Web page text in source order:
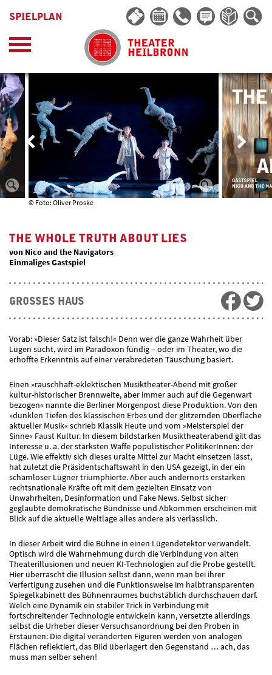
SPIELPLAN
© Foto: Oliver Proske
THE WHOLE TRUTH ABOUT LIES
von Nico and the Navigators
Einmaliges Gastspiel
GROSSES HAUS
Vorab: »Dieser Satz ist falsch!« Denn wer die ganze Wahrheit über
Lügen sucht, wird im Paradoxon fündig – oder im Theater, wo die
erhoffte Erkenntnis auf einer verabredeten Täuschung basiert.
Einen »rauschhaft-eklektischen Musiktheater-Abend mit großer
kultur-historischer Brennweite, aber immer auch auf die Gegenwart
bezogen« nannte die Berliner Morgenpost diese Produktion. Von den
»dunklen Tiefen des klassischen Erbes und der glitzernden Oberfläche
aktueller Musik« schrieb Klassik Heute und vom »Meisterspiel der
Sinne« Faust Kultur. In diesem bildstarken Musiktheaterabend gilt das
Interesse u. a. der stärksten Waffe populistischer PolitikerInnen: der
Lüge. Wie effektiv sich dieses uralte Mittel zur Macht einsetzen lässt,
hat zuletzt die Präsidentschaftswahl in den USA gezeigt, in der ein
schamloser Lügner triumphierte. Aber auch andernorts erstarken
rechtsnationale Kräfte oft mit dem gezielten Einsatz von
Unwahrheiten, Desinformation und Fake News. Selbst sicher
geglaubte demokratische Bündnisse und Abkommen erscheinen mit
Blick auf die aktuelle Weltlage alles andere als verlässlich.
In dieser Arbeit wird die Bühne in einen Lügendetektor verwandelt.
Optisch wird die Wahrnehmung durch die Verbindung von alten
Theaterillusionen und neuen KI-Technologien auf die Probe gestellt.
Hier überrascht die Illusion selbst dann, wenn man bei ihrer
Verfertigung zusehen und die Funktionsweise im halbtransparenten
Spiegelkabinett des Bühnenraumes buchstäblich durchschauen darf.
Welch eine Dynamik ein stabiler Trick in Verbindung mit
fortschreitender Technologie entwickeln kann, versetzte allerdings
selbst die Urheber dieser Versuchsanordnung bei den Proben in
Erstaunen: Die digital veränderten Figuren werden von analogen
Flächen reflektiert, das Bild überlagert den Gegenstand … ach, das
muss man selber sehen!